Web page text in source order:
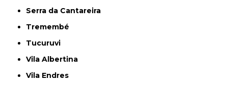
Serra da Cantareira
Tremembé
Tucuruvi
Vila Albertina
Vila Endres